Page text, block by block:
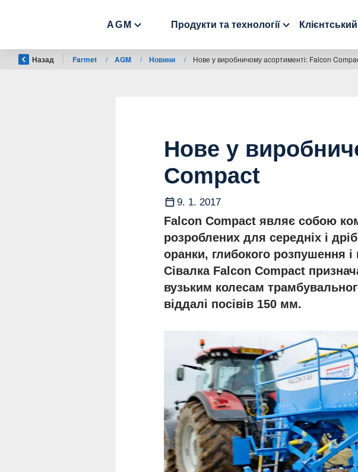
AGM Продукти та технології
Назад Farmet / AGM / Новини / Нове у виробничому асортименті: Falcon
Нове у
Compact
9. 1. 2017
Falcon Compact являє собою
розроблених для середніх і
оранки, глибокого розпушення
Сівалка Falcon Compact
вузьким колесам
віддалі посівів 150 мм.